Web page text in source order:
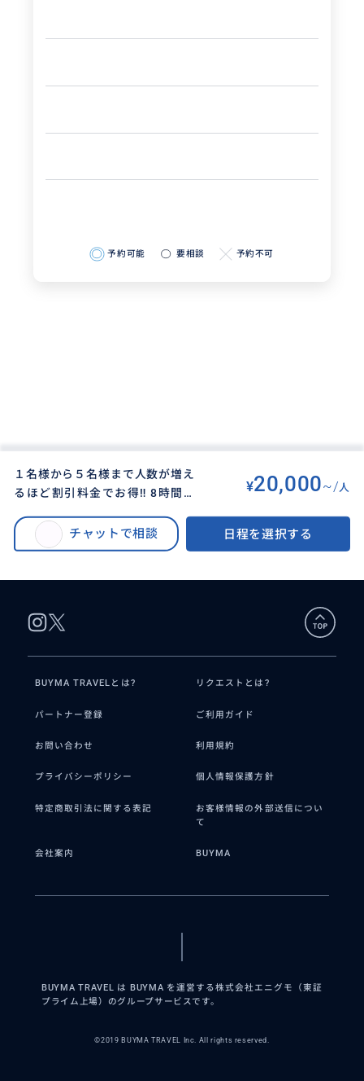
予約可能 要相談 予約不可
１名様から５名様まで人数が増え
るほど割引料金でお得‼ 8時間完
ル料は発生しません✨ プロの日本
人ドライバーがご案内いたします
¥20,000~/人
チャットで相談 日程を選択する
１名様から５名様まで人数が増えるほど割引料金でお得‼ 8時間完全貸し切
り‼✨前日までキャンセル料は発生しません✨ プロの日本人ドライバーがご案
内いたします
BUYMA TRAVELとは? リクエストとは?
パートナー登録 ご利用ガイド
お問い合わせ 利用規約
プライバシーポリシー 個人情報保護方針
特定商取引法に関する表記
お客様情報の外部送信につい
て
会社案内 BUYMA
BUYMA TRAVEL は BUYMA を運営する株式会社エニグモ（東証
プライム上場）のグループサービスです。
©2019 BUYMA TRAVEL Inc. All rights reserved.